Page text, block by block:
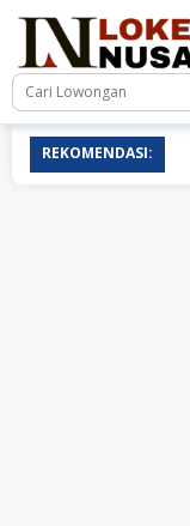
REKOMENDASI: